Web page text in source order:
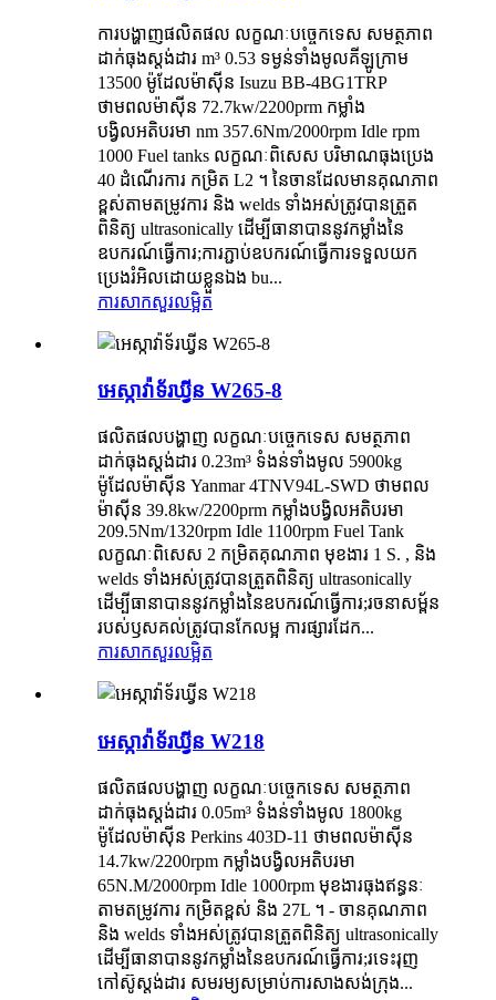
ការបង្ហាញផលិតផល លក្ខណៈបច្ចេកទេស សមត្ថភាព
ដាក់ធុងស្តង់ដារ m³ 0.53 ទម្ងន់ទាំងមូលគីឡូក្រាម
13500 ម៉ូដែលម៉ាស៊ីន Isuzu BB-4BG1TRP
ថាមពលម៉ាស៊ីន 72.7kw/2200prm កម្លាំង
បង្វិលអតិបរមា nm 357.6Nm/2000rpm Idle rpm
1000 Fuel tanks លក្ខណៈពិសេស បរិមាណធុងប្រេង
40 ដំណើរការ កម្រិត L2 ។ នៃចានដែលមានគុណភាព
ខ្ពស់តាមតម្រូវការ និង welds ទាំងអស់ត្រូវបានត្រួត
ពិនិត្យ ultrasonically ដើម្បីធានាបាននូវកម្លាំងនៃ
ឧបករណ៍ធ្វើការ;ការភ្ជាប់ឧបករណ៍ធ្វើការទទួលយក
ប្រេងរំអិលដោយខ្លួនឯង bu...
ការសាកសួរលម្អិត
អេស្កាវ៉ាទ័រឃ្វីន W265-8
ផលិតផលបង្ហាញ លក្ខណៈបច្ចេកទេស សមត្ថភាព
ដាក់ធុងស្ដង់ដារ 0.23m³ ទំងន់ទាំងមូល 5900kg
ម៉ូដែលម៉ាស៊ីន Yanmar 4TNV94L-SWD ថាមពល
ម៉ាស៊ីន 39.8kw/2200prm កម្លាំងបង្វិលអតិបរមា
209.5Nm/1320rpm Idle 1100rpm Fuel Tank
លក្ខណៈពិសេស 2 កម្រិតគុណភាព មុខងារ 1 S. , និង
welds ទាំងអស់ត្រូវបានត្រួតពិនិត្យ ultrasonically
ដើម្បីធានាបាននូវកម្លាំងនៃឧបករណ៍ធ្វើការ;រចនាសម្ព័ន
របស់ឫសគល់ត្រូវបានកែលម្អ ការផ្សារដែក...
ការសាកសួរលម្អិត
អេស្កាវ៉ាទ័រឃ្វីន W218
ផលិតផលបង្ហាញ លក្ខណៈបច្ចេកទេស សមត្ថភាព
ដាក់ធុងស្ដង់ដារ 0.05m³ ទំងន់ទាំងមូល 1800kg
ម៉ូដែលម៉ាស៊ីន Perkins 403D-11 ថាមពលម៉ាស៊ីន
14.7kw/2200rpm កម្លាំងបង្វិលអតិបរមា
65N.M/2000rpm Idle 1000rpm មុខងារធុងឥន្ធនៈ
តាមតម្រូវការ កម្រិតខ្ពស់ និង 27L ។ - ចានគុណភាព
និង welds ទាំងអស់ត្រូវបានត្រួតពិនិត្យ ultrasonically
ដើម្បីធានាបាននូវកម្លាំងនៃឧបករណ៍ធ្វើការ;រទេះរុញ
កៅស៊ូស្តង់ដារ សមរម្យសម្រាប់ការសាងសង់ក្រុង...